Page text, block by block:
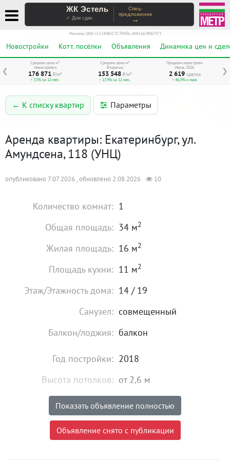
ЖК Эстель
✓ Дом сдан
Спец-
предложение
→
Реклама. ООО «СЗ ИНВЕСТСТРОЙ», ИНН 6678067973
Новостройки Котт. посёлки Объявления Динамика цен и
❮ ❯
Средняя цена м²
Новостройки
176 871 ₽/м²
↑ 7,5% за 12 мес.
Средняя цена м²
Вторичка
153 548 ₽/м²
↑ 17,9% за 12 мес.
Продажи новостроек
Июнь 2026
2 619 сделок
↑ 46,9% к маю
← К списку квартир Параметры
Аренда квартиры: Екатеринбург, ул.
Амундсена, 118 (УНЦ)
опубликовано 7.07.2026 , обновлено 2.08.2026 10
Количество комнат: 1
Общая площадь: 34 м2
Жилая площадь: 16 м2
Площадь кухни: 11 м2
Этаж/Этажность дома: 14 / 19
Санузел: совмещенный
Балкон/лоджия: балкон
Год постройки: 2018
Высота потолков: от 2,6 м
Состояние: хорошее
Мебель: есть
Показать объявление полностью
Объявление снято с публикации